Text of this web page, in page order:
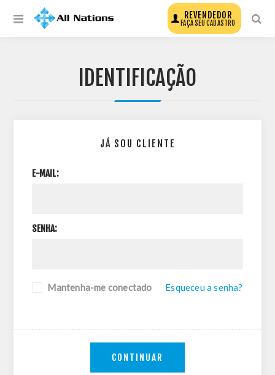
REVENDEDOR
FAÇA SEU CADASTRO
IDENTIFICAÇÃO
JÁ SOU CLIENTE
E-MAIL:
SENHA:
Mantenha-me conectado Esqueceu a senha?
CONTINUAR